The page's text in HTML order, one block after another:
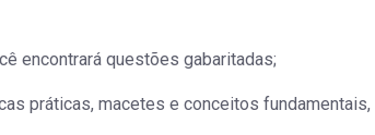
encontrará questões gabaritadas;
práticas, macetes e conceitos fundamentais,